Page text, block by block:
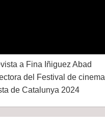
a Fina Iñiguez Abad
del Festival de cinema
de Catalunya 2024